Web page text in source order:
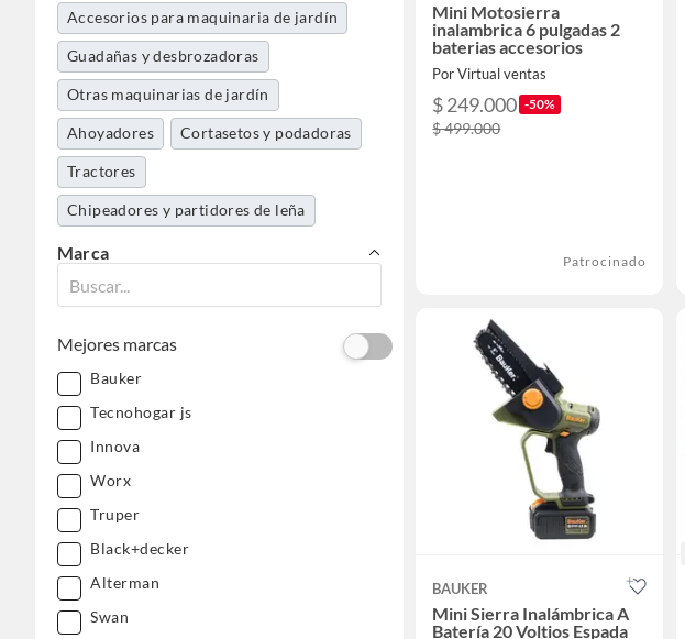
Accesorios para maquinaria de jardín
Guadañas y desbrozadoras
Otras maquinarias de jardín
Ahoyadores Cortasetos y podadoras
Tractores
Chipeadores y partidores de leña
Motocultivador
Marca
Mejores marcas
Bauker
Tecnohogar js
Innova
Worx
Truper
Black+decker
Alterman
Swan
Mini Motosierra
inalambrica 6 pulgadas 2
baterias accesorios
Por Virtual ventas
$ 249.000 -50%
$ 499.000
Patrocinado
BAUKER
Mini Sierra Inalámbrica A
Batería 20 Voltios Espada